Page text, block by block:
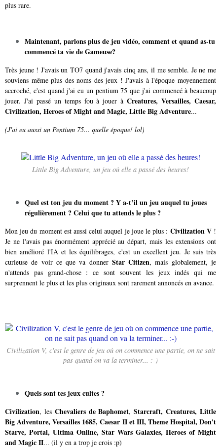
plus rare.
Maintenant, parlons plus de jeu vidéo, comment et quand as-tu
commencé ta vie de Gameuse?
Très jeune ! J'avais un TO7 quand j'avais cinq ans, il me semble. Je ne me
souviens même plus des noms des jeux ! J'avais à l'époque moyennement
accroché, c'est quand j'ai eu un pentium 75 que j'ai commencé à beaucoup
jouer. J'ai passé un temps fou à jouer àCreatures, Versailles, Caesar,
Civilization, Heroes of Might and Magic, Little Big Adventure...
(J'ai eu aussi un Pentium 75... quelle époque! lol)
Little Big Adventure, un jeu où elle a passé des heures!
Quel est ton jeu du moment ? Y a-t’il un jeu auquel tu joues
régulièrement ? Celui que tu attends le plus ?
Mon jeu du moment est aussi celui auquel je joue le plus : Civilization V!
Je ne l'avais pas énormément apprécié au départ, mais les extensions ont
bien amélioré l'IA et les équilibrages, c'est un excellent jeu. Je suis très
curieuse de voir ce que va donner Star Citizen, mais globalement, je
n'attends pas grand-chose : ce sont souvent les jeux indés qui me
surprennent le plus et les plus originaux sont rarement annoncés en avance.
Civilization V, c'est le genre de jeu où on commence une partie, on ne sait
pas quand on va la terminer... :-)
Quels sont tes jeux cultes ?
Civilization, les Chevaliers de Baphomet,Starcraft, Creatures, Little
Big Adventure, Versailles 1685, Caesar II et III, Theme Hospital, Don't
Starve, Portal, Ultima Online, Star Wars Galaxies, Heroes of Might
and Magic II... (il y en a trop je crois :p)